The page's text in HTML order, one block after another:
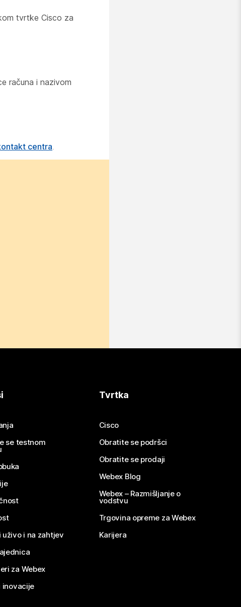
tvrtke Cisco za
računa i nazivom
centra
se testnom
uživo i na zahtjev
za Webex
inovacije
Tvrtka
Cisco
Obratite se podršci
Obratite se prodaji
Webex Blog
Webex – Razmišljanje o
vodstvu
Trgovina opreme za Webex
Karijera